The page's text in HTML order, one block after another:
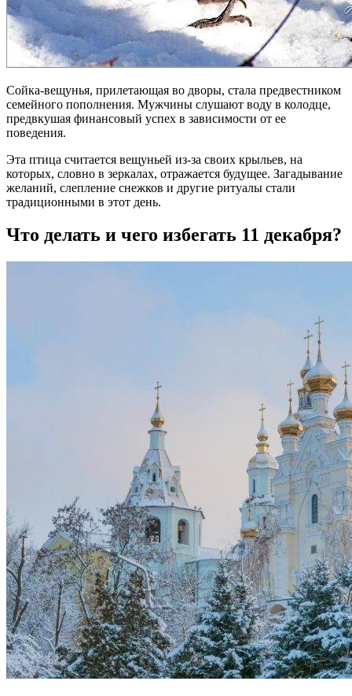
Сойка-вещунья, прилетающая во дворы, стала предвестником
семейного пополнения. Мужчины слушают воду в колодце,
предвкушая финансовый успех в зависимости от ее
поведения.
Эта птица считается вещуньей из-за своих крыльев, на
которых, словно в зеркалах, отражается будущее. Загадывание
желаний, слепление снежков и другие ритуалы стали
традиционными в этот день.
Что делать и чего избегать 11 декабря?